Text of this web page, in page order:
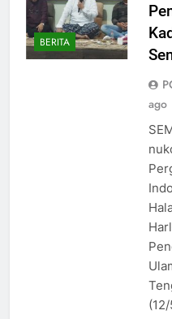
BERITA
ago